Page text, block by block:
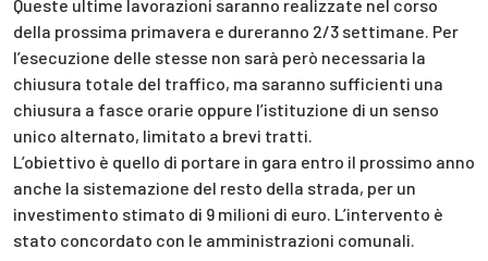
Queste ultime lavorazioni saranno realizzate nel corso
della prossima primavera e dureranno 2/3 settimane. Per
l’esecuzione delle stesse non sarà però necessaria la
chiusura totale del traffico, ma saranno sufficienti una
chiusura a fasce orarie oppure l’istituzione di un senso
unico alternato, limitato a brevi tratti.
L’obiettivo è quello di portare in gara entro il prossimo anno
anche la sistemazione del resto della strada, per un
investimento stimato di 9 milioni di euro. L’intervento è
stato concordato con le amministrazioni comunali.